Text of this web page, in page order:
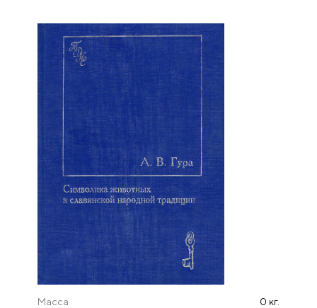
Масса 0 кг.